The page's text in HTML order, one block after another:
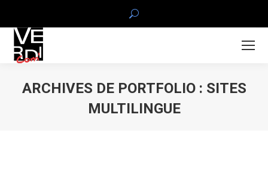
Search:
ARCHIVES DE PORTFOLIO : SITES
MULTILINGUE